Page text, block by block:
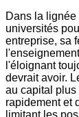
Dans la
universités
entreprise, sa
l'éloignant
devrait avoir.
au capital plus
rapidement et
limitant les